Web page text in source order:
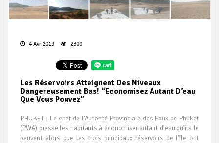
4 Avr 2019 2300
Les Réservoirs Atteignent Des Niveaux
Dangereusement Bas! “Economisez Autant D’eau
Que Vous Pouvez”
PHUKET : Le chef de l’Autorité Provinciale des Eaux de Phuket
(PWA) presse les habitants à économiser autant d’eau qu’ils le
peuvent alors que les trois principaux réservoirs de l'île ont